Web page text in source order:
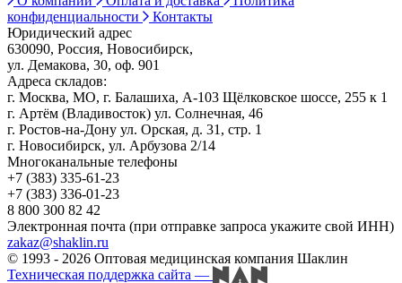
конфиденциальности
Контакты
Юридический адрес
630090, Россия, Новосибирск,
ул. Демакова, 30, оф. 901
Адреса складов:
г. Москва, МО, г. Балашиха, А-103 Щёлковское шоссе, 255 к 1
г. Артём (Владивосток) ул. Солнечная, 46
г. Ростов-на-Дону ул. Орская, д. 31, стр. 1
г. Новосибирск, ул. Арбузова 2/14
Многоканальные телефоны
+7 (383) 335-61-23
+7 (383) 336-01-23
8 800 300 82 42
Электронная почта (при отправке запроса укажите свой ИНН)
zakaz@shaklin.ru
© 1993 - 2026 Оптовая медицинская компания Шаклин
Техническая поддержка сайта —